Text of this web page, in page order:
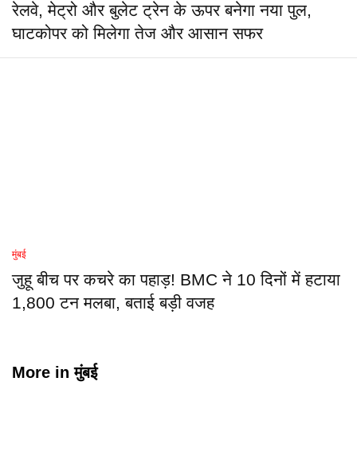
रेलवे, मेट्रो और बुलेट ट्रेन के ऊपर बनेगा नया पुल,
घाटकोपर को मिलेगा तेज और आसान सफर
मुंबई
जुहू बीच पर कचरे का पहाड़! BMC ने 10 दिनों में हटाया
1,800 टन मलबा, बताई बड़ी वजह
More inमुंबई